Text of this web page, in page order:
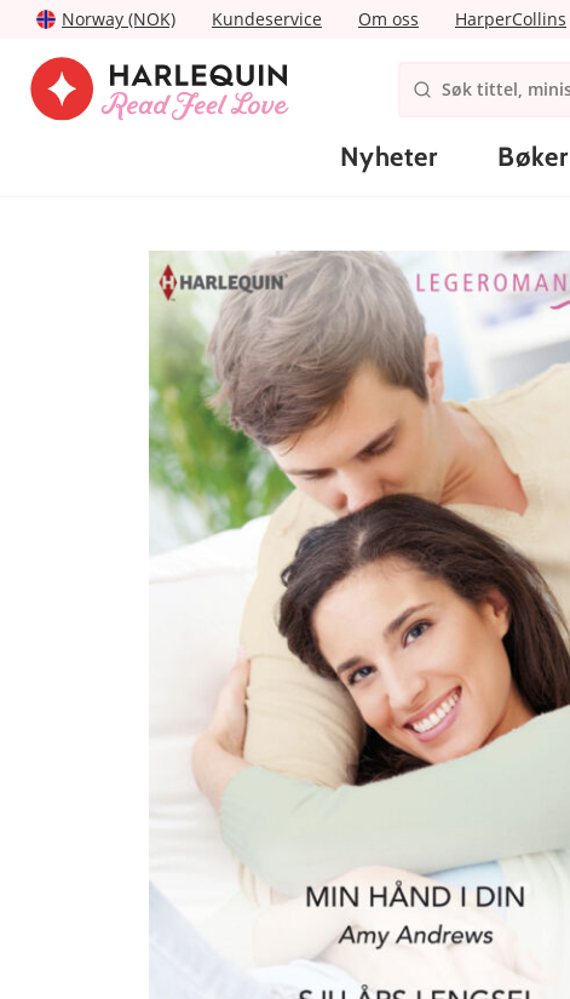
Norway (NOK) Kundeservice Om oss HarperCollins
Nyheter Bøker